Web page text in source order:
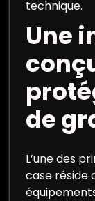
technique.
Une
de
L’une des
case réside